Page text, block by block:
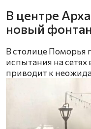
В центре
новый фонтан
В столице Поморья
испытания на
приводит к